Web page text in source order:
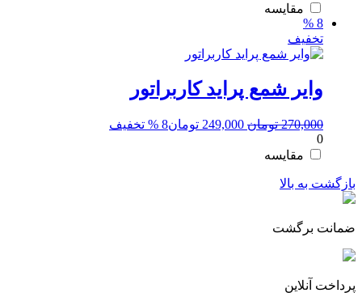
مقایسه
8 %
تخفیف
وایر شمع پراید کاربراتور
270,000 تومان قیمت
249,000 تومان8 % تخفیف
0
مقایسه
بازگشت به بالا
ضمانت برگشت
پرداخت آنلاین